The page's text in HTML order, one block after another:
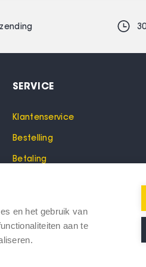
SERVICE
Klantenservice
Bestelling
Betaling
Retourneren
en het gebruik van
aan te